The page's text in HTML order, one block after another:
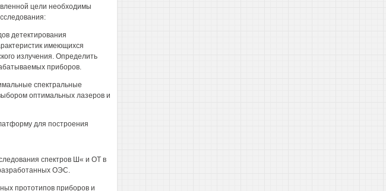
цели необходимы
детектирования
имеющихся
излучения. Определить
приборов.
спектральные
оптимальных лазеров и
для построения
спектров Ш« и ОТ в
ОЭС.
прототипов приборов и